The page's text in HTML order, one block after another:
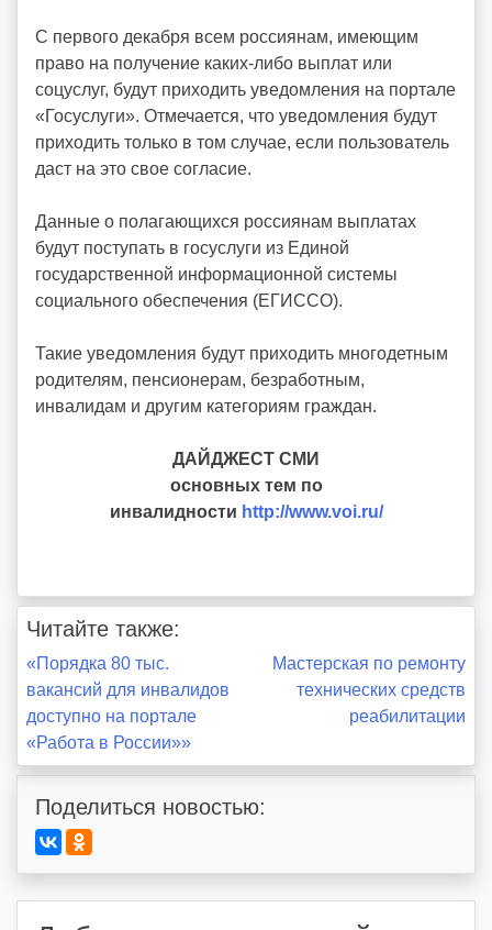
d
m
d
y
С первого декабря всем россиянам, имеющим
право на получение каких-либо выплат или
соцуслуг, будут приходить уведомления на портале
«Госуслуги». Отмечается, что уведомления будут
приходить только в том случае, если пользователь
даст на это свое согласие.
Данные о полагающихся россиянам выплатах
будут поступать в госуслуги из Единой
государственной информационной системы
социального обеспечения (ЕГИССО).
Такие уведомления будут приходить многодетным
родителям, пенсионерам, безработным,
инвалидам и другим категориям граждан.
ДАЙДЖЕСТ СМИ
основных тем по
инвалидности http://www.voi.ru/
Читайте также:
Навигация
по
записям
«Порядка 80 тыс.
вакансий для инвалидов
доступно на портале
«Работа в России»»
Мастерская по ремонту
технических средств
реабилитации
Поделиться новостью: